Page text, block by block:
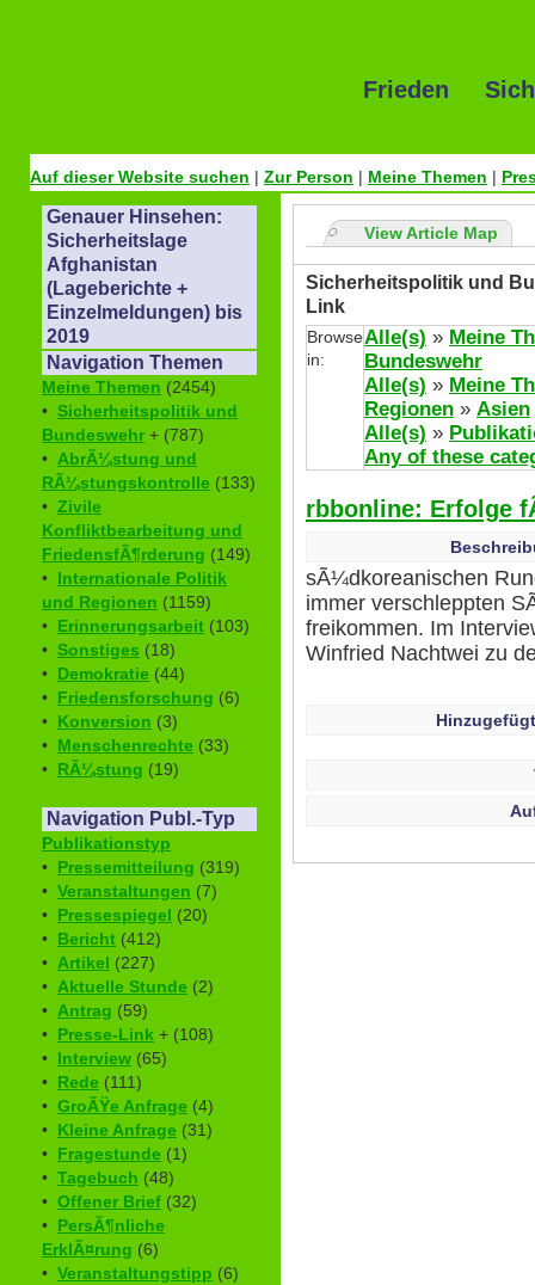
Frieden
Auf dieser Website suchen | Zur Person | Meine Themen |
Genauer Hinsehen:
Sicherheitslage
Afghanistan
(Lageberichte +
Einzelmeldungen) bis
2019
Navigation Themen
Meine Themen (2454)
• Sicherheitspolitik und
Bundeswehr + (787)
• AbrÃ¼stung und
RÃ¼stungskontrolle (133)
• Zivile
Konfliktbearbeitung und
FriedensfÃ¶rderung (149)
• Internationale Politik
und Regionen (1159)
• Erinnerungsarbeit (103)
• Sonstiges (18)
• Demokratie (44)
• Friedensforschung (6)
• Konversion (3)
• Menschenrechte (33)
• RÃ¼stung (19)
Navigation Publ.-Typ
Publikationstyp
• Pressemitteilung (319)
• Veranstaltungen (7)
• Pressespiegel (20)
• Bericht (412)
• Artikel (227)
• Aktuelle Stunde (2)
• Antrag (59)
• Presse-Link + (108)
• Interview (65)
• Rede (111)
• GroÃŸe Anfrage (4)
• Kleine Anfrage (31)
• Fragestunde (1)
• Tagebuch (48)
• Offener Brief (32)
• PersÃ¶nliche
ErklÃ¤rung (6)
• Veranstaltungstipp (6)
View Article Map
Sicherheitspolitik und
Link
Browse
in:
Alle(s) » Meine
Bundeswehr
Alle(s) » Meine
Regionen » Asien
Alle(s) »
Any of these
rbbonline: Erfolge
sÃ¼dkoreanischen
immer verschleppten
freikommen. Im
Winfried Nachtwei zu